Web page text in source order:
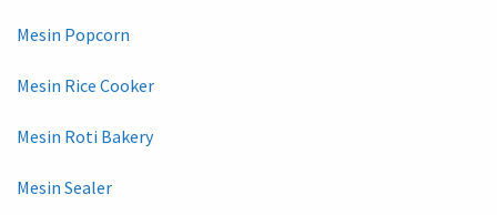
Mesin Popcorn
Mesin Rice Cooker
Mesin Roti Bakery
Mesin Sealer